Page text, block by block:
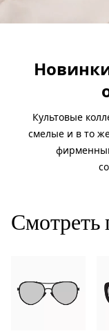
Культовые
смелые и в то
Смотреть